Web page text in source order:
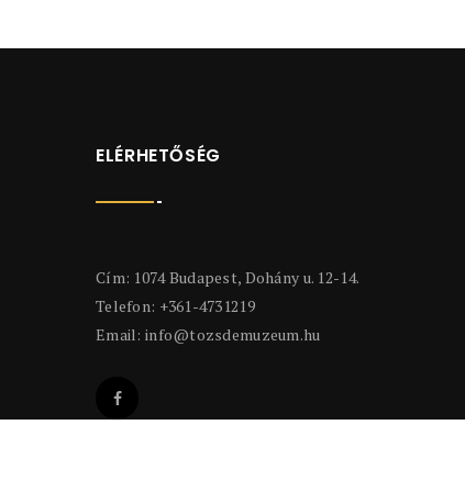
ELÉRHETŐSÉG
Cím: 1074 Budapest, Dohány u. 12-14.
Telefon: +361-4731219
Email: info@tozsdemuzeum.hu